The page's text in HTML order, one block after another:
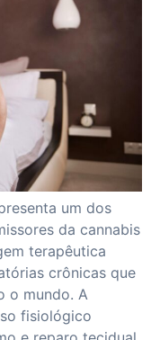
um dos
da cannabis
terapêutica
crônicas que
o mundo. A
fisiológico